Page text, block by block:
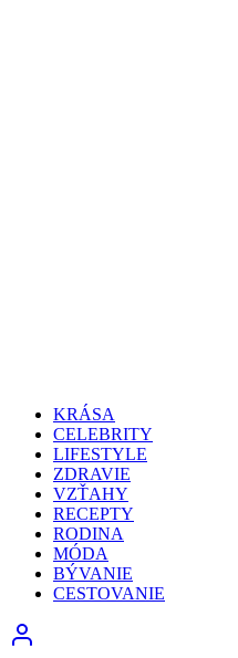
KRÁSA
CELEBRITY
LIFESTYLE
ZDRAVIE
VZŤAHY
RECEPTY
RODINA
MÓDA
BÝVANIE
CESTOVANIE